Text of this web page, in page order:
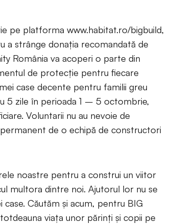
pe platforma www.habitat.ro/bigbuild,
a strânge donația recomandată de
România va acoperi o parte din
de protecție pentru fiecare
case decente pentru familii greu
5 zile în perioada 1 – 5 octombrie,
Voluntarii nu au nevoie de
de o echipă de constructori
noastre pentru a construi un viitor
multora dintre noi. Ajutorul lor nu se
Căutăm și acum, pentru BIG
viața unor părinți și copii pe